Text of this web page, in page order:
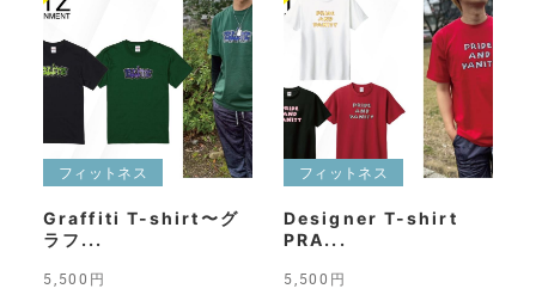
フィットネス
Graffiti T-shirt〜グ
ラフ...
5,500円
フィットネス
Designer T-shirt
PRA...
5,500円